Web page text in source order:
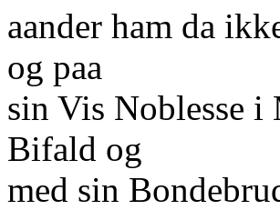
aander ham da
og paa
sin Vis Noblesse
Bifald og
med sin